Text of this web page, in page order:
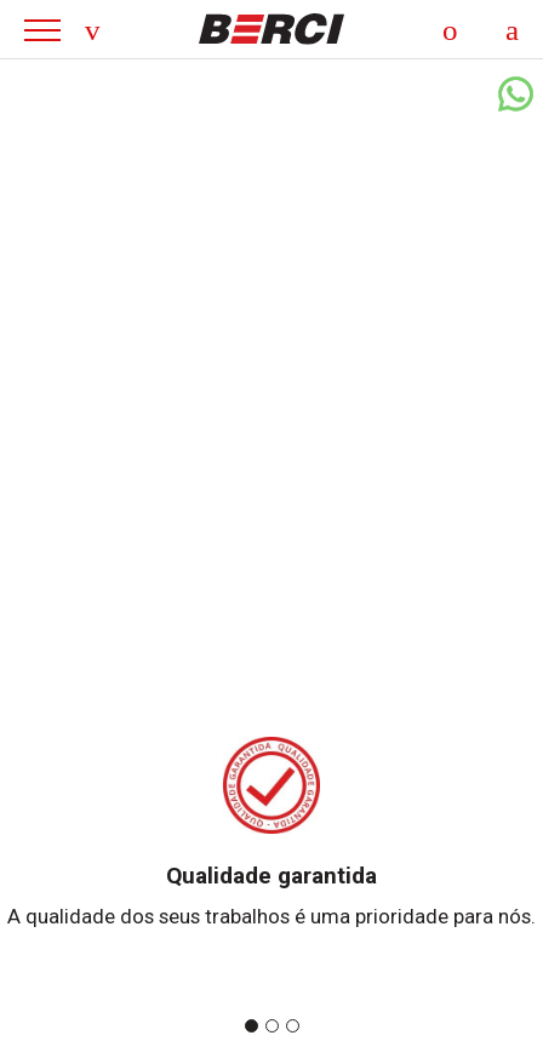
Qualidade garantida
A qualidade dos seus trabalhos é uma prioridade para nós.